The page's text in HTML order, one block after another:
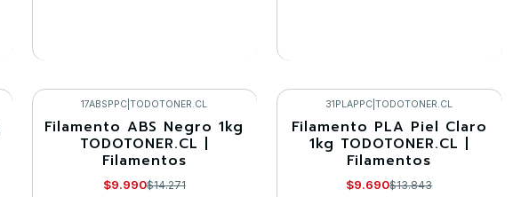
VER DETALLES VER DETALLES
-30%
17ABSPPC |TODOTONER.CL
Filamento ABS Negro 1kg
TODOTONER.CL |
Filamentos
$9.990$14.271
-30%
31PLAPPC |TODOTONER.CL
Filamento PLA Piel Claro
1kg TODOTONER.CL |
Filamentos
$9.690$13.843